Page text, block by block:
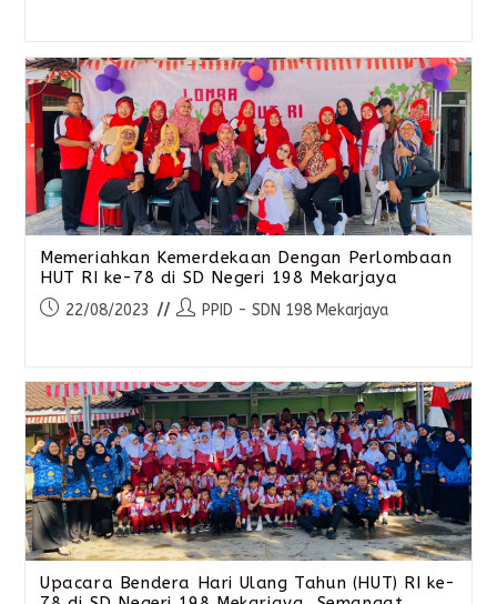
Memeriahkan Kemerdekaan Dengan Perlombaan
HUT RI ke-78 di SD Negeri 198 Mekarjaya
22/08/2023 PPID - SDN 198 Mekarjaya
Upacara Bendera Hari Ulang Tahun (HUT) RI ke-